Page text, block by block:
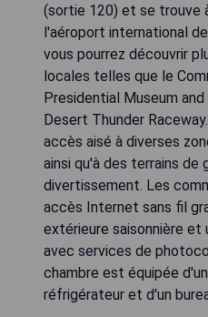
(sortie 120) et se trouve
l'aéroport international
vous pourrez découvrir
locales telles que le
Presidential Museum
Desert Thunder
accès aisé à diverses
ainsi qu'à des terrains
divertissement. Les
accès Internet sans fil
extérieure saisonnière
avec services de
chambre est équipée
réfrigérateur et d'un